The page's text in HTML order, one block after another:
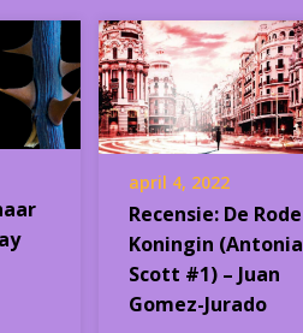
april 4, 2022
Recensie: De Rode
Koningin (Antonia
Scott #1) – Juan
Gomez-Jurado